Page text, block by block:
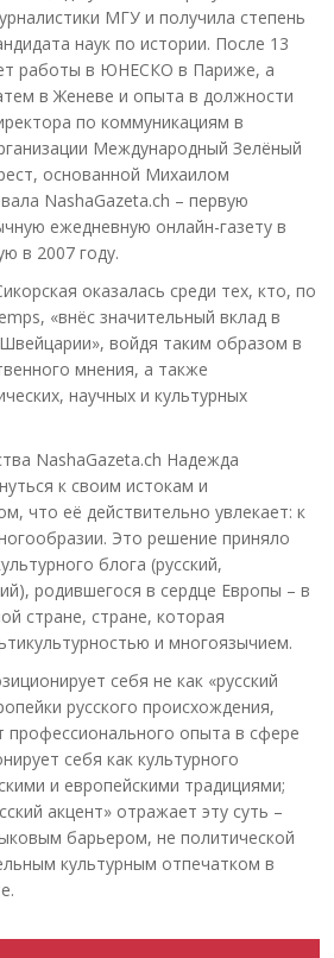
МГУ и получила степень
наук по истории. После 13
работы в ЮНЕСКО в Париже, а
в Женеве и опыта в должности
по коммуникациям в
Международный Зелёный
основанной Михаилом
NashaGazeta.ch – первую
ежедневную онлайн-газету в
в 2007 году.
оказалась среди тех, кто, по
«внёс значительный вклад в
войдя таким образом в
мнения, а также
научных и культурных
NashaGazeta.ch Надежда
к своим истокам и
что её действительно увлекает: к
Это решение приняло
блога (русский,
родившегося в сердце Европы – в
стране, стране, которая
и многоязычием.
себя не как «русский
русского происхождения,
опыта в сфере
себя как культурного
и европейскими традициями;
акцент» отражает эту суть –
барьером, не политической
культурным отпечатком в